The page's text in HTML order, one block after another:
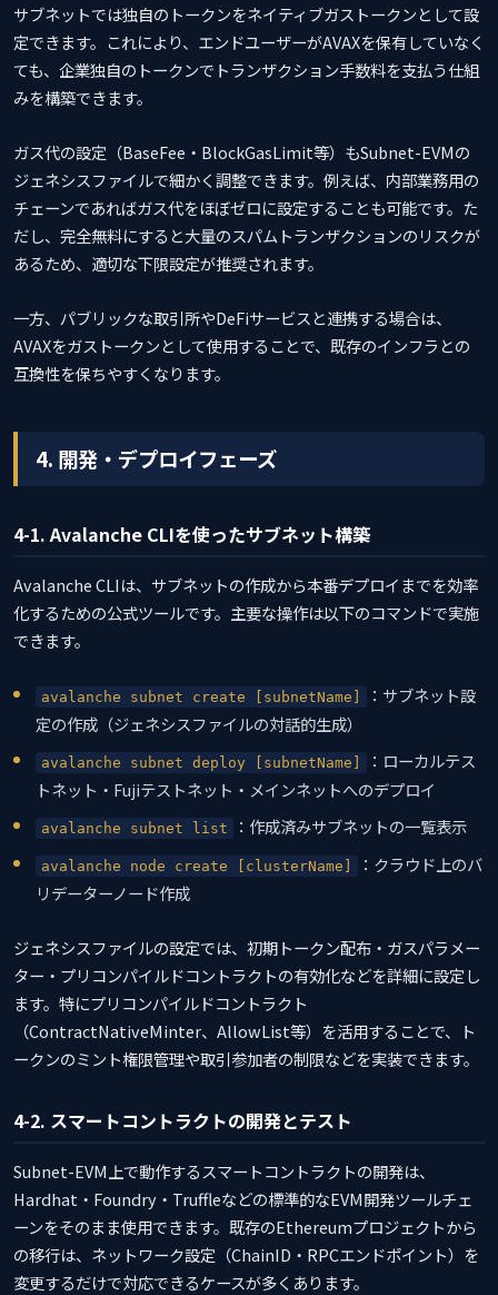
サブネットでは独自のトークンをネイティブガストークンとして設
定できます。これにより、エンドユーザーがAVAXを保有していなく
ても、企業独自のトークンでトランザクション手数料を支払う仕組
みを構築できます。
ガス代の設定（BaseFee・BlockGasLimit等）もSubnet-EVMの
ジェネシスファイルで細かく調整できます。例えば、内部業務用の
チェーンであればガス代をほぼゼロに設定することも可能です。た
だし、完全無料にすると大量のスパムトランザクションのリスクが
あるため、適切な下限設定が推奨されます。
一方、パブリックな取引所やDeFiサービスと連携する場合は、
AVAXをガストークンとして使用することで、既存のインフラとの
互換性を保ちやすくなります。
4. 開発・デプロイフェーズ
4-1. Avalanche CLIを使ったサブネット構築
Avalanche CLIは、サブネットの作成から本番デプロイまでを効率
化するための公式ツールです。主要な操作は以下のコマンドで実施
できます。
avalanche subnet create [subnetName]
：サブネット設
定の作成（ジェネシスファイルの対話的生成）
avalanche subnet deploy [subnetName]
：ローカルテス
トネット・Fujiテストネット・メインネットへのデプロイ
avalanche subnet list ：作成済みサブネットの一覧表示
avalanche node create [clusterName]
：クラウド上のバ
リデーターノード作成
ジェネシスファイルの設定では、初期トークン配布・ガスパラメー
ター・プリコンパイルドコントラクトの有効化などを詳細に設定し
ます。特にプリコンパイルドコントラクト
（ContractNativeMinter、AllowList等）を活用することで、ト
ークンのミント権限管理や取引参加者の制限などを実装できます。
4-2. スマートコントラクトの開発とテスト
Subnet-EVM上で動作するスマートコントラクトの開発は、
Hardhat・Foundry・Truffleなどの標準的なEVM開発ツールチェ
ーンをそのまま使用できます。既存のEthereumプロジェクトから
の移行は、ネットワーク設定（ChainID・RPCエンドポイント）を
変更するだけで対応できるケースが多くあります。